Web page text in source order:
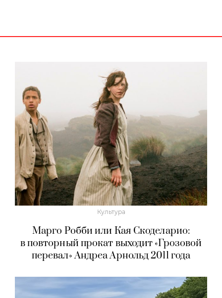
Культура
Марго Робби или Кая Скоделарио:
в повторный прокат выходит «Грозовой
перевал» Андреа Арнольд 2011 года